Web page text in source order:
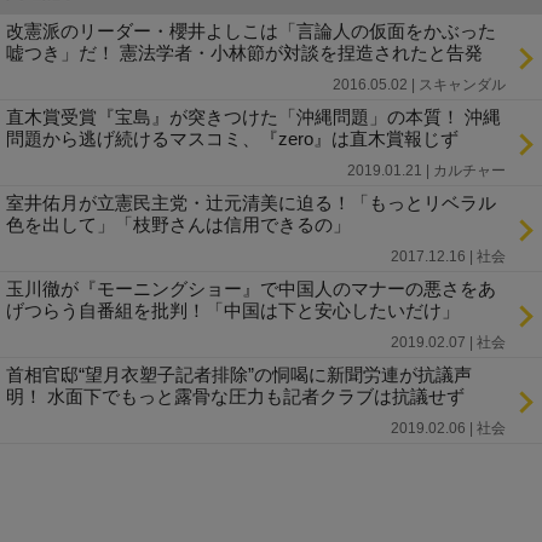
改憲派のリーダー・櫻井よしこは「言論人の仮面をかぶった
嘘つき」だ！ 憲法学者・小林節が対談を捏造されたと告発
2016.05.02 | スキャンダル
直木賞受賞『宝島』が突きつけた「沖縄問題」の本質！ 沖縄
問題から逃げ続けるマスコミ、『zero』は直木賞報じず
2019.01.21 | カルチャー
室井佑月が立憲民主党・辻元清美に迫る！「もっとリベラル
色を出して」「枝野さんは信用できるの」
2017.12.16 | 社会
玉川徹が『モーニングショー』で中国人のマナーの悪さをあ
げつらう自番組を批判！「中国は下と安心したいだけ」
2019.02.07 | 社会
首相官邸“望月衣塑子記者排除”の恫喝に新聞労連が抗議声
明！ 水面下でもっと露骨な圧力も記者クラブは抗議せず
2019.02.06 | 社会